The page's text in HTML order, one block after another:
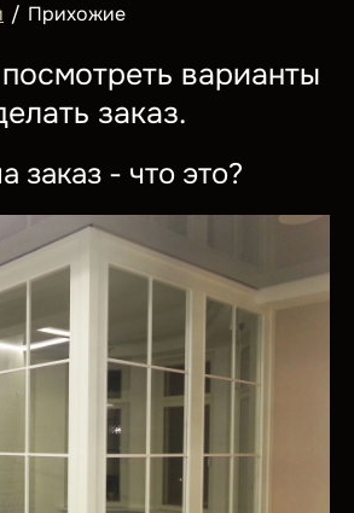
/ Прихожие
варианты
заказ.
заказ - что это?